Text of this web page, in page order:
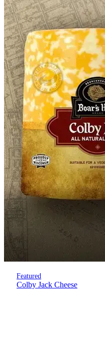
Featured
Colby Jack Cheese